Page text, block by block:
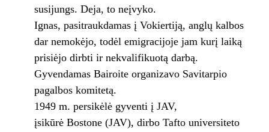
susijungs. Deja, to neįvyko.
Ignas, pasitraukdamas į Vokiertiją, anglų kalbos
dar nemokėjo, todėl emigracijoje jam kurį laiką
prisiėjo dirbti ir nekvalifikuotą darbą.
Gyvendamas Bairoite organizavo Savitarpio
pagalbos komitetą.
1949 m. persikėlė gyventi į JAV,
įsikūrė Bostone (JAV), dirbo Tafto universiteto